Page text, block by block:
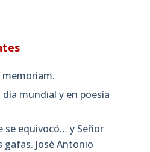
memoriam.
mundial y en poesía
se equivocó… y Señor
gafas. José Antonio